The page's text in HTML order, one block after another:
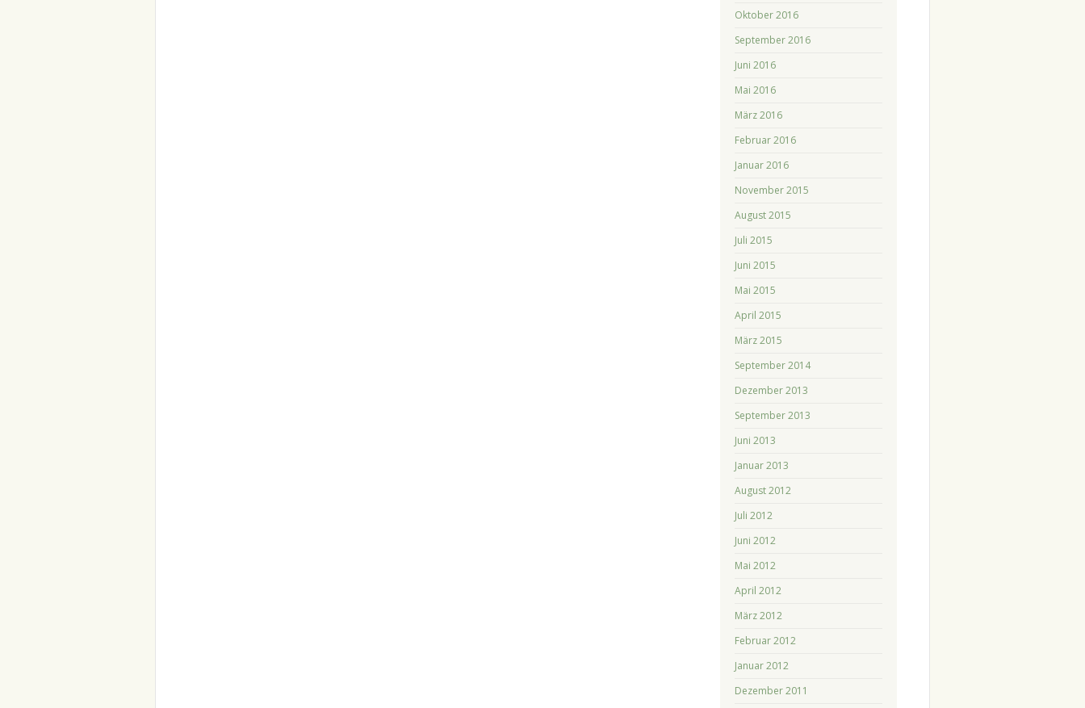
Oktober 2016
September 2016
Juni 2016
Mai 2016
März 2016
Februar 2016
Januar 2016
November 2015
August 2015
Juli 2015
Juni 2015
Mai 2015
April 2015
März 2015
September 2014
Dezember 2013
September 2013
Juni 2013
Januar 2013
August 2012
Juli 2012
Juni 2012
Mai 2012
April 2012
März 2012
Februar 2012
Januar 2012
Dezember 2011